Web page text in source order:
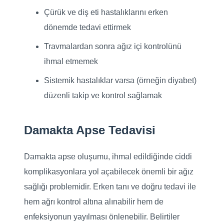
Çürük ve diş eti hastalıklarını erken
dönemde tedavi ettirmek
Travmalardan sonra ağız içi kontrolünü
ihmal etmemek
Sistemik hastalıklar varsa (örneğin diyabet)
düzenli takip ve kontrol sağlamak
Damakta Apse Tedavisi
Damakta apse oluşumu, ihmal edildiğinde ciddi
komplikasyonlara yol açabilecek önemli bir ağız
sağlığı problemidir. Erken tanı ve doğru tedavi ile
hem ağrı kontrol altına alınabilir hem de
enfeksiyonun yayılması önlenebilir. Belirtiler